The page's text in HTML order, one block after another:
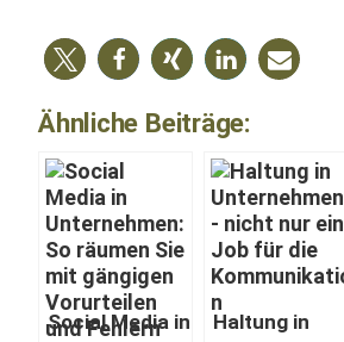
Ähnliche Beiträge:
Social Media in
Hal­tung in